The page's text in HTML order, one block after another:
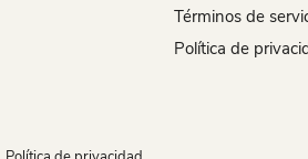
Términos de
Política de